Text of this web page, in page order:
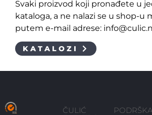
Svaki proizvod koji pronađete u
kataloga, a ne nalazi se u shop-u
putem e-mail adrese:
KATALOZI
ČULIĆ PODRŠKA